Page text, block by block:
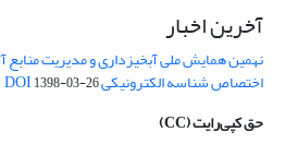
آخرین اخبار
نهمین همایش ملی آبخیزداری و مدیریت
اختصاص شناسه الکترونیکی DOI1398-03-26
حق کپی‌رایت(CC)